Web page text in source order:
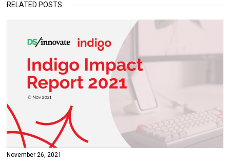
RELATED POSTS
November 26, 2021